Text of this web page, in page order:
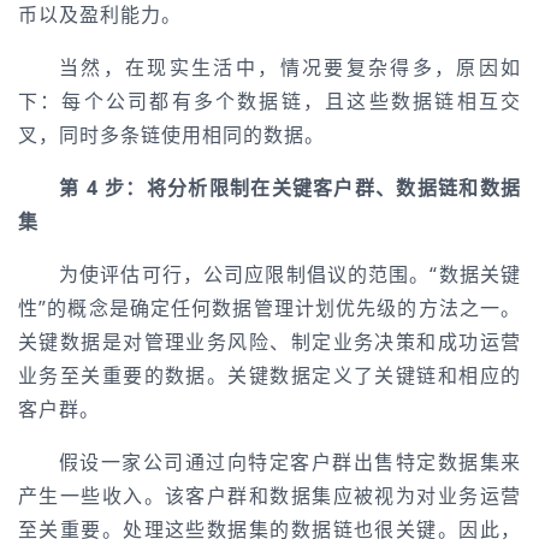
币以及盈利能力。
当然，在现实生活中，情况要复杂得多，原因如
下：每个公司都有多个数据链，且这些数据链相互交
叉，同时多条链使用相同的数据。
第 4 步：将分析限制在关键客户群、数据链和数据
集
为使评估可行，公司应限制倡议的范围。“数据关键
性”的概念是确定任何数据管理计划优先级的方法之一。
关键数据是对管理业务风险、制定业务决策和成功运营
业务至关重要的数据。关键数据定义了关键链和相应的
客户群。
假设一家公司通过向特定客户群出售特定数据集来
产生一些收入。该客户群和数据集应被视为对业务运营
至关重要。处理这些数据集的数据链也很关键。因此，